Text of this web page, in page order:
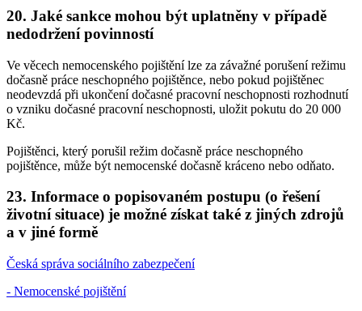
20. Jaké sankce mohou být uplatněny v případě
nedodržení povinností
Ve věcech nemocenského pojištění lze za závažné porušení režimu
dočasně práce neschopného pojištěnce, nebo pokud pojištěnec
neodevzdá při ukončení dočasné pracovní neschopnosti rozhodnutí
o vzniku dočasné pracovní neschopnosti, uložit pokutu do 20 000
Kč.
Pojištěnci, který porušil režim dočasně práce neschopného
pojištěnce, může být nemocenské dočasně kráceno nebo odňato.
23. Informace o popisovaném postupu (o řešení
životní situace) je možné získat také z jiných zdrojů
a v jiné formě
Česká správa sociálního zabezpečení
- Nemocenské pojištění